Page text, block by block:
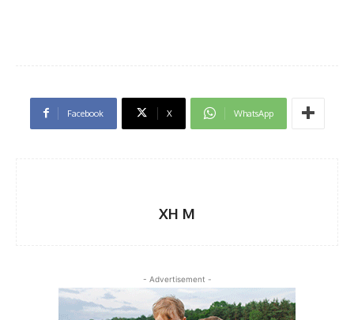
Facebook X WhatsApp
XH M
- Advertisement -